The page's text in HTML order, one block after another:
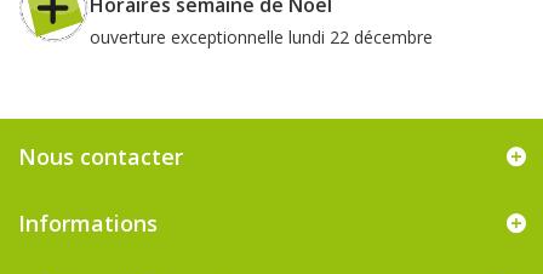
ouverture exceptionnelle lundi 22 décembre
Nous contacter
Informations